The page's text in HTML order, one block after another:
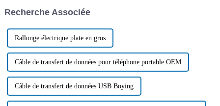
Recherche Associée
Rallonge électrique plate en gros
Câble de transfert de données pour téléphone portable OEM
Câble de transfert de données USB Boying